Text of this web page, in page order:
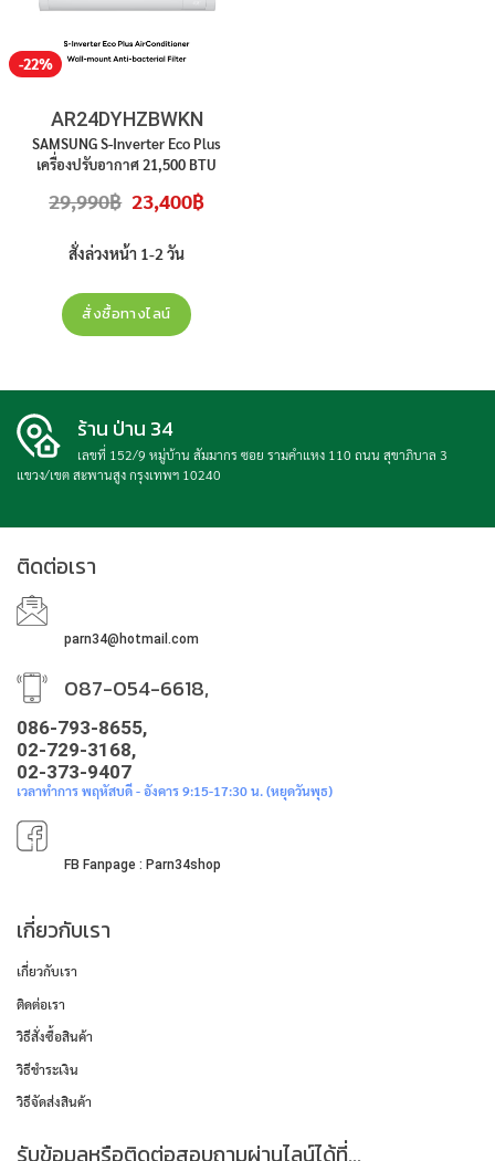
-22%
AR24DYHZBWKN
SAMSUNG S-Inverter Eco Plus
เครื่องปรับอากาศ 21,500 BTU
ใหม่ ประกันศูนย์ ราคาไม่รวมติดตั้ง
29,990฿ Original
price
29,990฿.
23,400฿Current
price
สั่งล่วงหน้า 1-2 วัน
สั่งซื้อทางไลน์
ร้าน ป่าน 34
เลขที่ 152/9 หมู่บ้าน สัมมากร ซอย รามคำแหง 110 ถนน สุขาภิบาล 3
แขวง/เขต สะพานสูง กรุงเทพฯ 10240
ติดต่อเรา
parn34@hotmail.com
087-054-6618,
086-793-8655,
02-729-3168,
02-373-9407
เวลาทำการ พฤหัสบดี - อังคาร 9:15-17:30 น. (หยุดวันพุธ)
FB Fanpage : Parn34shop
เกี่ยวกับเรา
เกี่ยวกับเรา
ติดต่อเรา
วิธีสั่งซื้อสินค้า
วิธีชำระเงิน
วิธีจัดส่งสินค้า